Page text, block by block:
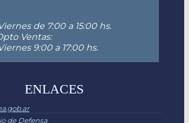
de 7:00 a 15:00 hs.
Ventas:
9:00 a 17:00 hs.
ENLACES
de Defensa